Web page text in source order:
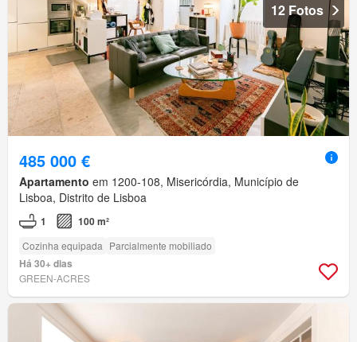
12 Fotos
485 000 €
Apartamento em 1200-108, Misericórdia, Município de
Lisboa, Distrito de Lisboa
1 100 m²
Cozinha equipada Parcialmente mobiliado
Há 30+ dias
GREEN-ACRES